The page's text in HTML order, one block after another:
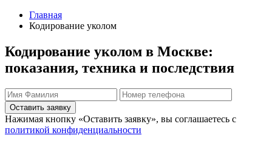
Главная
Кодирование уколом
Кодирование уколом в Москве:
показания, техника и последствия
Оставить заявку
Нажимая кнопку «Оставить заявку», вы соглашаетесь с
политикой конфиденциальности